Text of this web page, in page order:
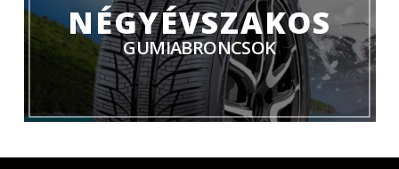
NÉGYÉVSZAKOS
GUMIABRONCSOK